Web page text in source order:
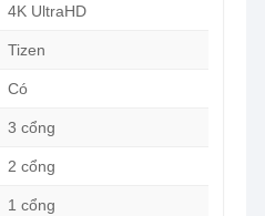
4K UltraHD
Tizen
Có
3 cổng
2 cổng
1 cổng